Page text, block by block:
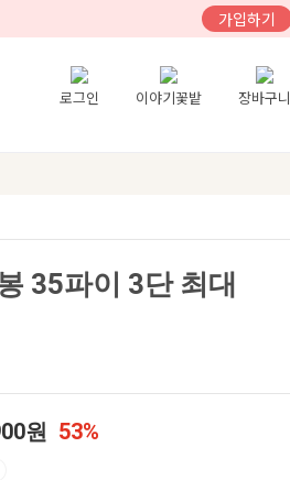
가입하기
로그인 이야기꽃밭 장바구니
35파이 3단 최대
원 53%